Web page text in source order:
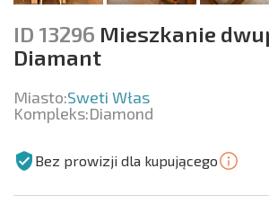
ID 13296 Mieszkanie
Diamant
Miasto:Sweti Włas
Kompleks:Diamond
Bez prowizji dla kupującego